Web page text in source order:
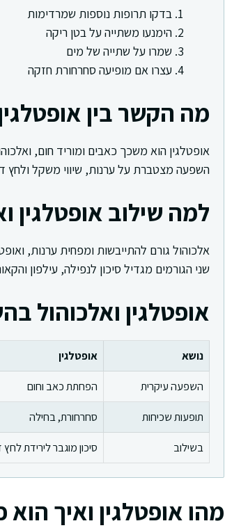
בדקו תרופות נוספות שמרדימות
הימנעו משתייה על בטן ריקה
שמרו על שתייה של מים
עצרו אם מופיעה סחרחורת חזקה
מה הקשר בין
אופטלגין הוא משכך כאבים ומוריד חום,
השפעה מצטברת על ערנות, שיווי משקל ולחץ
למה שילוב אופטלגין
אלכוהול גורם להתייבשות ומפחית ערנות,
שני הגורמים מגדיל סיכון לנפילה, עילפון
אופטלגין ואלכוהול
נושא אופטלגין
השפעה עיקרית
הפחתת כאב וחום
תופעות שכיחות
סחרחורת, בחילה
בשילוב
סיכון מוגבר לירידת לחץ
מהו אופטלגין ואיך הוא